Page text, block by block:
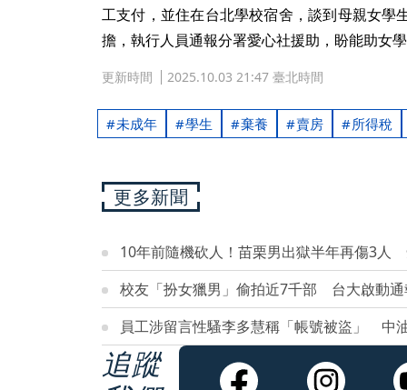
工支付，並住在台北學校宿舍，談到母親女學
擔，執行人員通報分署愛心社援助，盼能助女
更新時間 2025.10.03 21:47 臺北時間
未成年 學生 棄養 賣房 所得稅
更多新聞
10年前隨機砍人！苗栗男出獄半年再傷3人
校友「扮女獵男」偷拍近7千部 台大啟動
員工涉留言性騷李多慧稱「帳號被盜」 中
追蹤